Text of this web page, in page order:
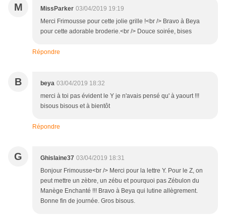
M MissParker 03/04/2019 19:19
Merci Frimousse pour cette jolie grille !<br /> Bravo à Beya
pour cette adorable broderie.<br /> Douce soirée, bises
Répondre
B beya 03/04/2019 18:32
merci à toi pas évident le Y je n'avais pensé qu' à yaourt !!!
bisous bisous et à bientôt
Répondre
G Ghislaine37 03/04/2019 18:31
Bonjour Frimousse<br /> Merci pour la lettre Y. Pour le Z, on
peut mettre un zèbre, un zébu et pourquoi pas Zébulon du
Manège Enchanté !!! Bravo à Beya qui lutine allègrement.
Bonne fin de journée. Gros bisous.